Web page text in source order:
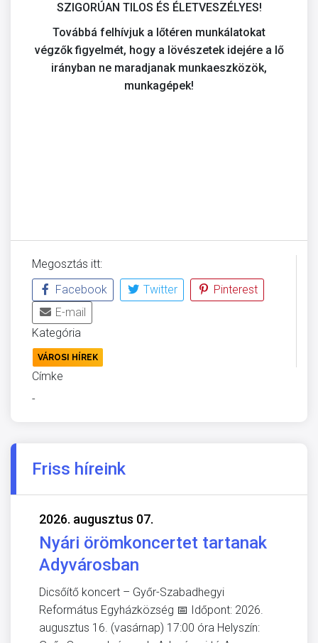
SZIGORÚAN TILOS ÉS ÉLETVESZÉLYES!
Továbbá felhívjuk a lőtéren munkálatokat
végzők figyelmét, hogy a lövészetek idejére a lő
irányban ne maradjanak munkaeszközök,
munkagépek!
Megosztás itt:
Facebook
Twitter
Pinterest
E-mail
Kategória
VÁROSI HÍREK
Címke
-
Friss híreink
2026. augusztus 07.
Nyári örömkoncertet tartanak
Adyvárosban
Dicsőítő koncert – Győr-Szabadhegyi
Református Egyházközség 📅 Időpont: 2026.
augusztus 16. (vasárnap) 17:00 óra Helyszín: